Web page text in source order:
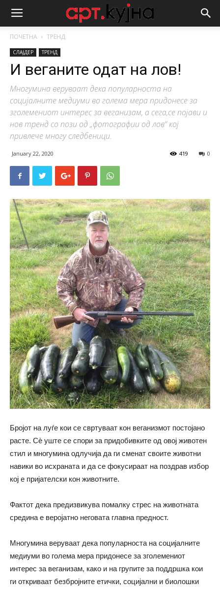
ПОЧЕТНА ТРЕНД
СЛАЈДЕР ТРЕНД
И веганите одат на лов!
Многумина веруваат дека популарноста на
социјалните медиуми во голема мера придонесе за
зголемениот интерес за веганизам, a сега,се појави и
нов тренд со пози од „фотографии од лов“ кој
привлече многу следбеници.
January 22, 2020 0
419
Бројот на луѓе кои се свртуваат кон веганизмот постојано
расте. Сѐ уште се спори за придобивките од овој животен
стил и многумина одлучија да ги сменат своите животни
навики во исхраната и да се фокусираат на поздрав избор
кој е пријателски кон животните.
Фактот дека предизвикува помалку стрес на животната
средина е веројатно неговата главна предност.
Многумина веруваат дека популарноста на социјалните
медиуми во голема мера придонесе за зголемениот
интерес за веганизам, како и на групите за поддршка кои
ги откриваат безбројните етички, социјални и биолошки